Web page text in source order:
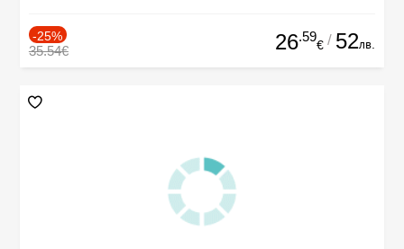
-25%
35.54€ 26.59
€ / 52лв.